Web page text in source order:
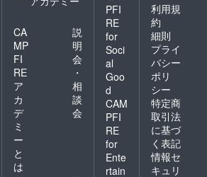
CA
MP
FI
RE
ア
カ
デ
ミ
ー
と
は
説
明
会
・
相
談
会
PFI
RE
for
Soci
al
Goo
d
CAM
PFI
RE
for
Ente
rtain
利用規
約
細則
プライ
バシー
ポリ
シー
特定商
取引法
に基づ
く表記
情報セ
キュリ